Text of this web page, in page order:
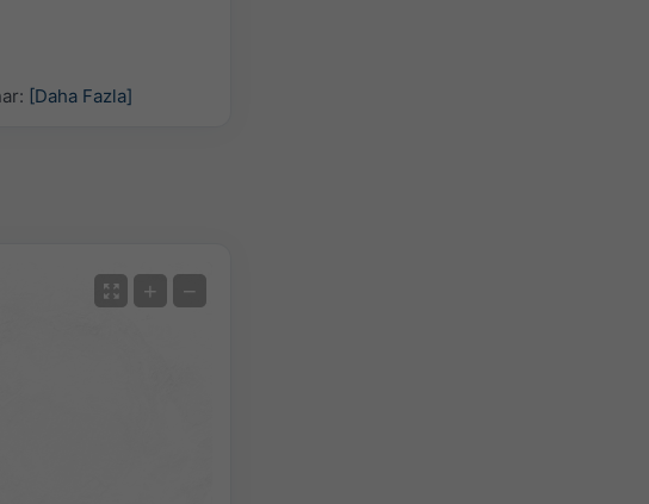
[Daha Fazla]
+ −